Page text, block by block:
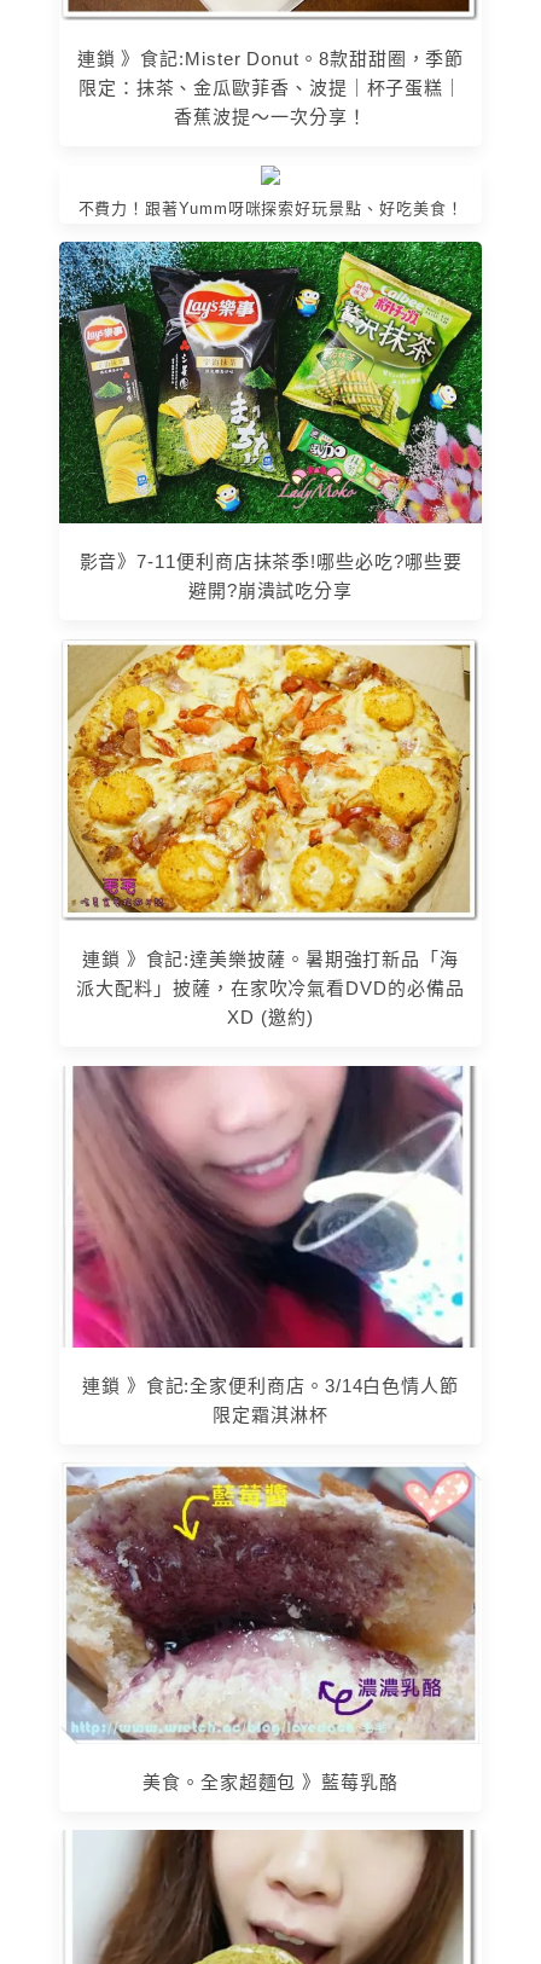
連鎖 》食記:Mister Donut。8款甜甜圈，季節
限定：抹茶、金瓜歐菲香、波提｜杯子蛋糕｜
香蕉波提～一次分享！
不費力！跟著Yumm呀咪探索好玩景點、好吃美食！
影音》7-11便利商店抹茶季!哪些必吃?哪些要
避開?崩潰試吃分享
連鎖 》食記:達美樂披薩。暑期強打新品「海
派大配料」披薩，在家吹冷氣看DVD的必備品
XD (邀約)
連鎖 》食記:全家便利商店。3/14白色情人節
限定霜淇淋杯
美食。全家超麵包 》藍莓乳酪